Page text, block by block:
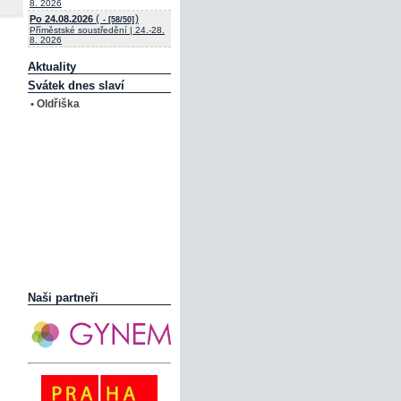
8. 2026
Po 24.08.2026 ( - [58/50] )
Příměstské soustředění | 24.-28.
8. 2026
Aktuality
Svátek dnes slaví
• Oldřiška
Naši partneři